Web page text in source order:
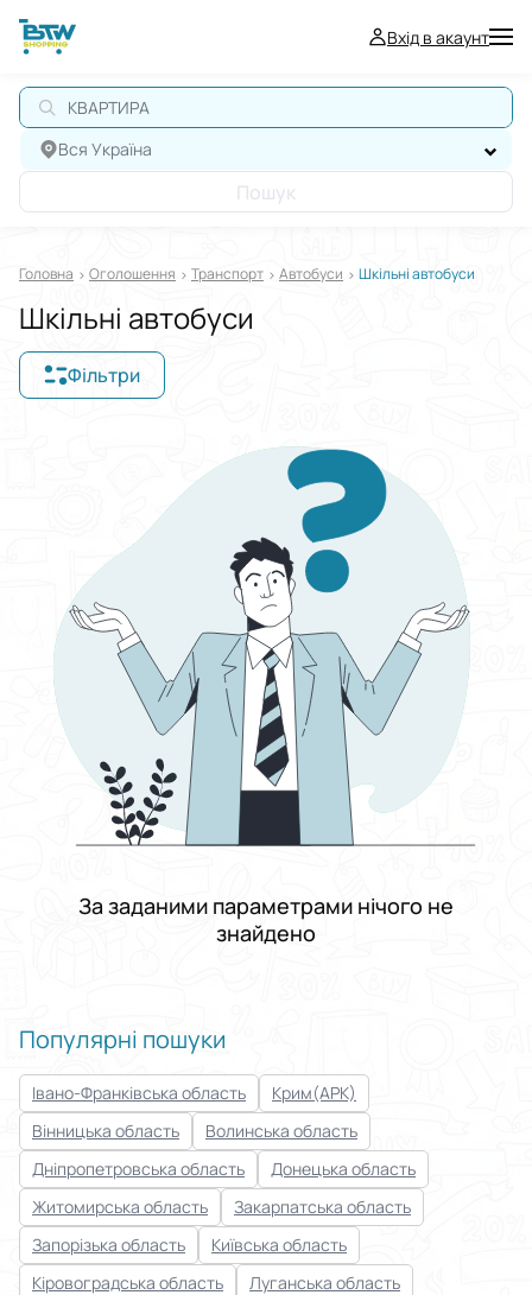
Вхід в акаунт
КВАРТИРА
Вся Україна
Пошук
Головна Оголошення Транспорт Автобуси Шкільні автобуси
Шкільні автобуси
Фільтри
Виберіть групу категорій
Виберіть категорію
Автобуси
Виберіть підкатегорію
Шкільні автобуси
Ціна
До
Скинути все
За заданими параметрами нічого не
знайдено
Популярні пошуки
Івано-Франківська область
Крим(АРК)
Вінницька область
Волинська область
Дніпропетровська область
Донецька область
Житомирська область
Закарпатська область
Запорізька область
Київська область
Кіровоградська область
Луганська область